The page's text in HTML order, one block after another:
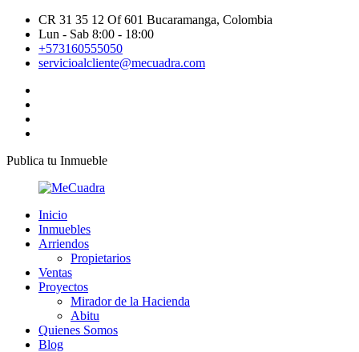
CR 31 35 12 Of 601 Bucaramanga, Colombia
Lun - Sab 8:00 - 18:00
+573160555050
servicioalcliente@mecuadra.com
Publica tu Inmueble
Inicio
Inmuebles
Arriendos
Propietarios
Ventas
Proyectos
Mirador de la Hacienda
Abitu
Quienes Somos
Blog